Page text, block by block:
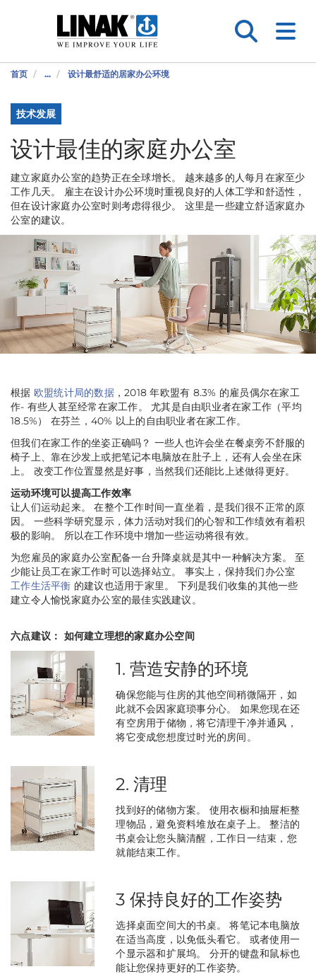
首页 ... 设计最舒适的居家办公环境
技术发展
设计最佳的家庭办公室
建立家庭办公室的趋势正在全球增长。 越来越多的人每月在家至少
工作几天。 雇主在设计办公环境时重视良好的人体工学和舒适性，
但在设计家庭办公室时则考虑得很少。 这里是一些建立舒适家庭办
公室的建议。
根据 欧盟统计局的数据，2018 年欧盟有 8.3% 的雇员偶尔在家工
作- 有些人甚至经常在家工作。 尤其是自由职业者在家工作（平均
18.5%） 在芬兰，40% 以上的自由职业者在家工作。
但我们在家工作的坐姿正确吗？ 一些人也许会坐在餐桌旁不舒服的
椅子上、靠在沙发上或把笔记本电脑放在肚子上，还有人会坐在床
上。 改变工作位置显然是好事，当然我们还能比上述做得更好。
运动环境可以提高工作效率
让人们运动起来。 在整个工作时间一直坐着，是我们很不正常的原
因。 一些科学研究显示，体力活动对我们的心智和工作绩效有着积
极的影响。 所以在工作环境中增加一些运动将很有效。
为您雇员的家庭办公室配备一台升降桌就是其中一种解决方案。 至
少能让员工在家工作时可以选择站立。 事实上，保持我们办公室
工作生活平衡 的建议也适用于家里。 下列是我们收集的其他一些
建立令人愉悦家庭办公室的最佳实践建议。
六点建议： 如何建立理想的家庭办公空间
1. 营造安静的环境
确保您能与住房的其他空间稍微隔开，如
此就不会因家庭琐事分心。 如果您现在还
有空房用于储物，将它清理干净并通风，
将它变成您想度过时光的房间。
2. 清理
找到好的储物方案。 使用衣橱和抽屉柜整
理物品，避免资料堆放在桌子上。 整洁的
书桌会让您头脑清醒，工作日一结束，您
就能结束工作。
3 保持良好的工作姿势
选择桌面空间大的书桌。 将笔记本电脑放
在适当高度，以免低头看它。 或者使用一
个显示器和扩展坞。 分开的键盘和鼠标也
能让您保持更好的工作姿势。